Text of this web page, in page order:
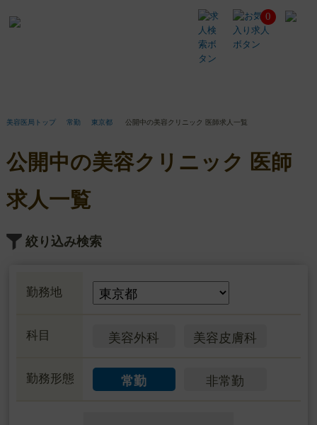
公
開
ク
医
求
覧
0
美容医局トップ 常勤 東京都 公開中の美容クリニック 医師求人一覧
公開中の美容クリニック 医師
求人一覧
絞り込み検索
勤務地
科目 美容外科 美容皮膚科
勤務形態 常勤 非常勤